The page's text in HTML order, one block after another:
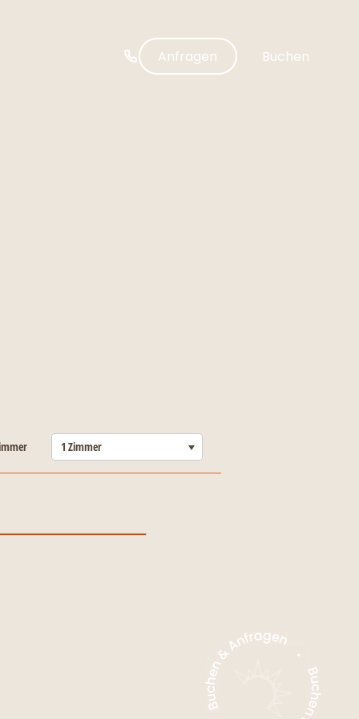
Anfragen Buchen